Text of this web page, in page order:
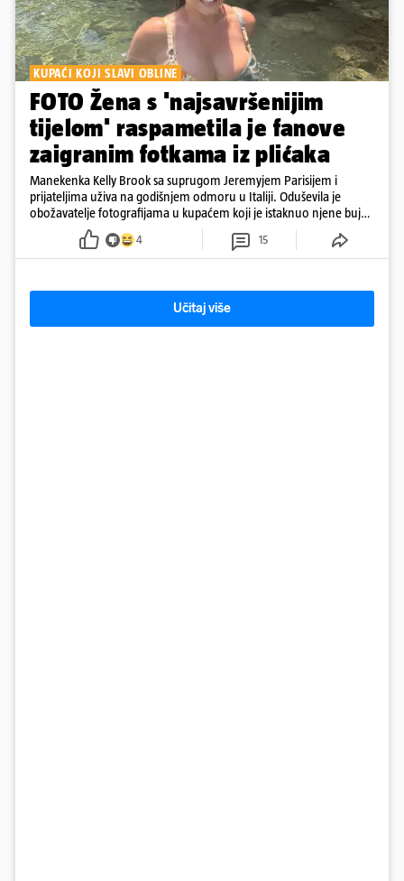
KUPAĆI KOJI SLAVI OBLINE
FOTO Žena s 'najsavršenijim
tijelom' raspametila je fanove
zaigranim fotkama iz plićaka
Manekenka Kelly Brook sa suprugom Jeremyjem Parisijem i
prijateljima uživa na godišnjem odmoru u Italiji. Oduševila je
obožavatelje fotografijama u kupaćem koji je istaknuo njene bujne
4 15
Učitaj više